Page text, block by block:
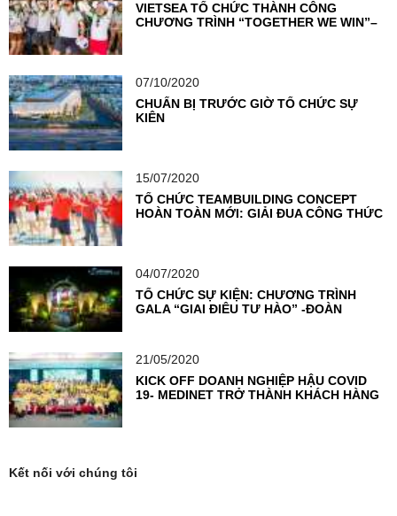
VIETSEA TỔ CHỨC THÀNH CÔNG
CHƯƠNG TRÌNH “TOGETHER WE WIN”–
07/10/2020
CHUẨN BỊ TRƯỚC GIỜ TỔ CHỨC SỰ
KIỆN
15/07/2020
TỔ CHỨC TEAMBUILDING CONCEPT
HOÀN TOÀN MỚI: GIẢI ĐUA CÔNG THỨC
04/07/2020
TỔ CHỨC SỰ KIỆN: CHƯƠNG TRÌNH
GALA “GIAI ĐIỆU TỰ HÀO” -ĐOÀN
21/05/2020
KICK OFF DOANH NGHIỆP HẬU COVID
19- MEDINET TRỞ THÀNH KHÁCH HÀNG
Kết nối với chúng tôi